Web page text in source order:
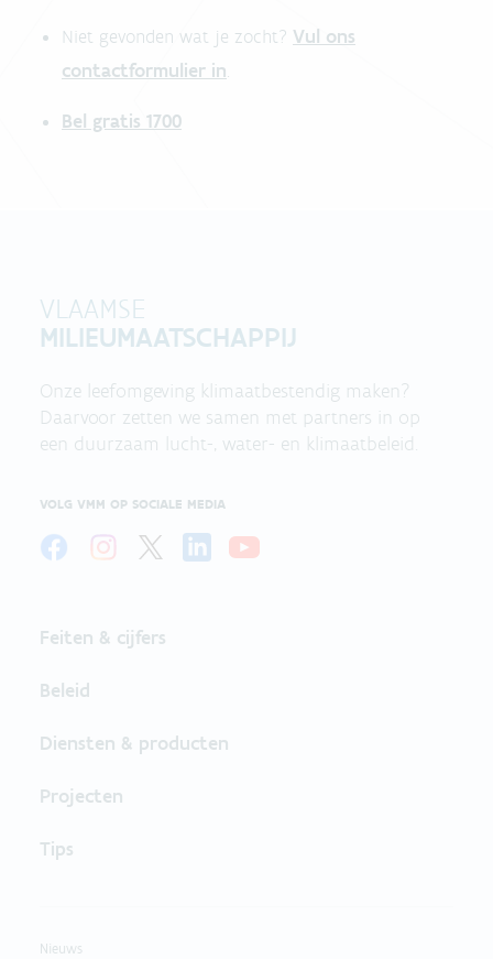
Niet gevonden wat je zocht? Vul ons
contactformulier in.
Bel gratis 1700
VLAAMSE
MILIEUMAATSCHAPPIJ
Onze leefomgeving klimaatbestendig maken?
Daarvoor zetten we samen met partners in op
een duurzaam lucht-, water- en klimaatbeleid.
VOLG VMM OP SOCIALE MEDIA
Feiten & cijfers
Beleid
Diensten & producten
Projecten
Tips
Nieuws